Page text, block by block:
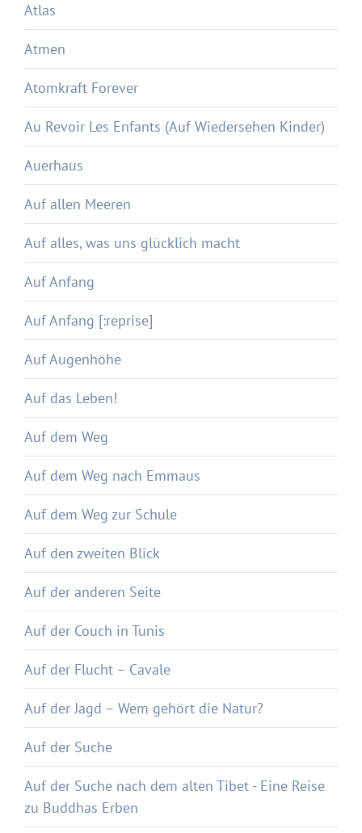
Atlas
Atmen
Atomkraft Forever
Au Revoir Les Enfants (Auf Wiedersehen Kinder)
Auerhaus
Auf allen Meeren
Auf alles, was uns glücklich macht
Auf Anfang
Auf Anfang [:reprise]
Auf Augenhöhe
Auf das Leben!
Auf dem Weg
Auf dem Weg nach Emmaus
Auf dem Weg zur Schule
Auf den zweiten Blick
Auf der anderen Seite
Auf der Couch in Tunis
Auf der Flucht – Cavale
Auf der Jagd – Wem gehört die Natur?
Auf der Suche
Auf der Suche nach dem alten Tibet - Eine Reise
zu Buddhas Erben